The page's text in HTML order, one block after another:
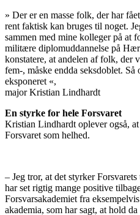
» Der er en masse folk, der har
rent faktisk kan bruges til noget.
sammen med mine kolleger på at
militære diplomuddannelse på
konstatere, at andelen af folk, der
fem-, måske endda seksdoblet.
eksponeret «,
major Kristian Lindhardt
En styrke for hele Forsvaret
Kristian Lindhardt oplever også,
Forsvaret som helhed.
– Jeg tror, at det styrker
har set rigtig mange positive
Forsvarsakademiet fra
akademia, som har sagt, at hold